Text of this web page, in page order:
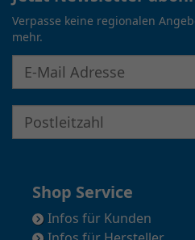
Verpasse keine regionalen
mehr.
Shop Service
Infos für Kunden